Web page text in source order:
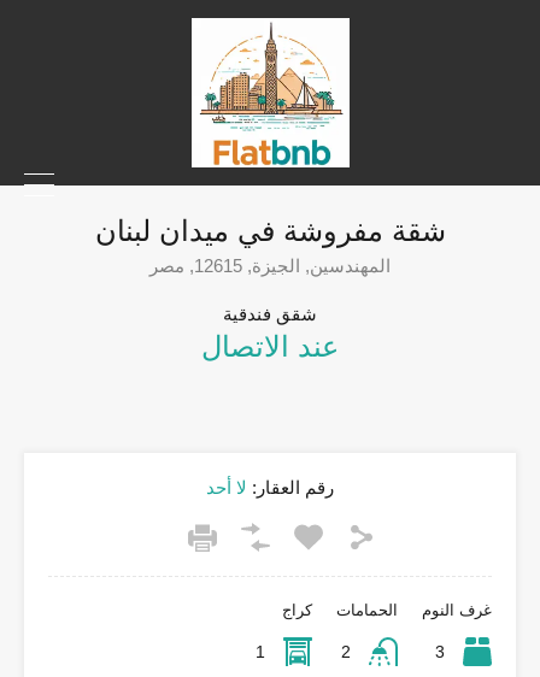
شقة مفروشة في ميدان لبنان
المهندسين, الجيزة, 12615, مصر
شقق فندقية
عند الاتصال
رقم العقار: لا أحد
غرف النوم
3
الحمامات
2
كراج
1